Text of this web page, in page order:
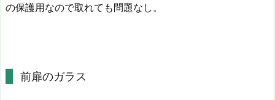
の保護用なので取れても問題なし。
前扉のガラス